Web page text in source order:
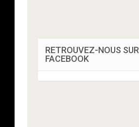
RETROUVEZ-NOUS SUR
FACEBOOK